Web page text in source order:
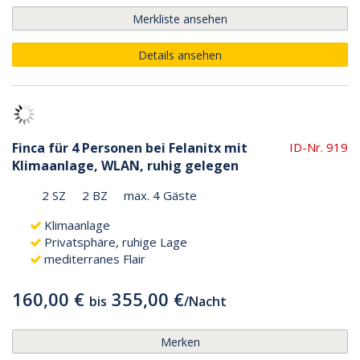
Merkliste ansehen
Details ansehen
Finca für 4 Personen bei Felanitx mit
Klimaanlage, WLAN, ruhig gelegen
ID-Nr. 919
2 SZ 2 BZ
max. 4 Gäste
Klimaanlage
Privatsphäre, ruhige Lage
mediterranes Flair
160,00 € bis 355,00 €/Nacht
Merken